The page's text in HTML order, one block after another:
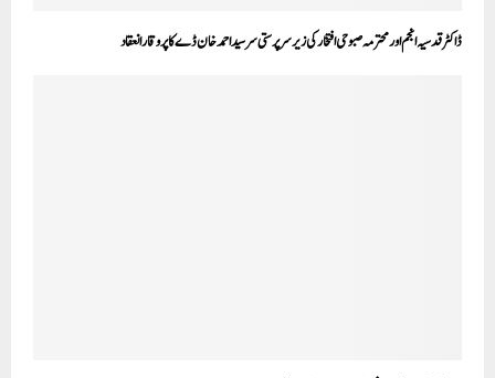
ڈاکٹر قدسیہ انجم اور محترمہ صبوحی افتخارکی زیر سرپرستی سر سید احمد خان ڈے کا پر وقار انعقاد